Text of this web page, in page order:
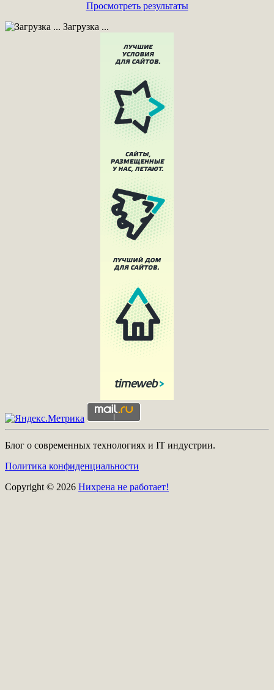
Просмотреть результаты
Загрузка ...
Блог о современных технологиях и IT индустрии.
Политика конфиденциальности
Copyright © 2026 Нихрена не работает!